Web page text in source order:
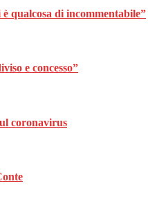
qualcosa di incommentabile”
e concesso”
coronavirus